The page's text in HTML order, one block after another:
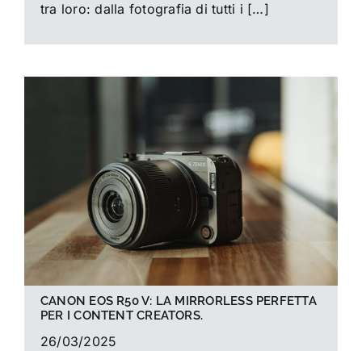
tra loro: dalla fotografia di tutti i […]
CANON EOS R50 V: LA MIRRORLESS PERFETTA
PER I CONTENT CREATORS.
26/03/2025